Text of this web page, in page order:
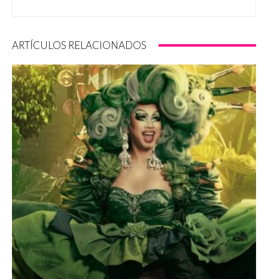
ARTÍCULOS RELACIONADOS